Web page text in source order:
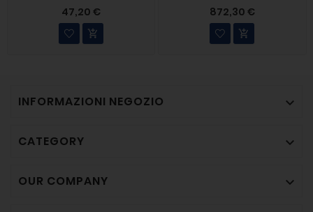
47,20 €

872,30 €

INFORMAZIONI NEGOZIO 
CATEGORY 
OUR COMPANY 